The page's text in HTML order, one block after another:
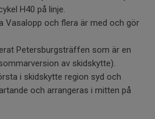
H40 på linje.
Vasalopp och flera är med och gör
Petersburgsträffen som är en
av skidskytte).
i skidskytte region syd och
och arrangeras i mitten på